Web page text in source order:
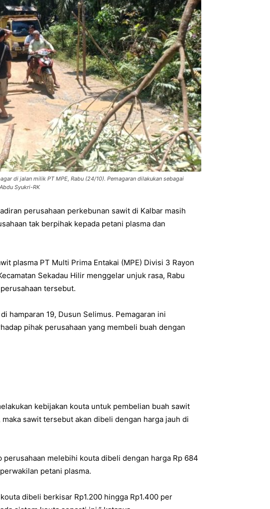
di jalan milik PT MPE, Rabu (24/10). Pemagaran dilakukan sebagai
Syukri-RK
perusahaan perkebunan sawit di Kalbar masih
tak berpihak kepada petani plasma dan
plasma PT Multi Prima Entakai (MPE) Divisi 3 Rayon
Sekadau Hilir menggelar unjuk rasa, Rabu
tersebut.
hamparan 19, Dusun Selimus. Pemagaran ini
pihak perusahaan yang membeli buah dengan
kebijakan kouta untuk pembelian buah sawit
sawit tersebut akan dibeli dengan harga jauh di
perusahaan melebihi kouta dibeli dengan harga Rp 684
petani plasma.
dibeli berkisar Rp1.200 hingga Rp1.400 per